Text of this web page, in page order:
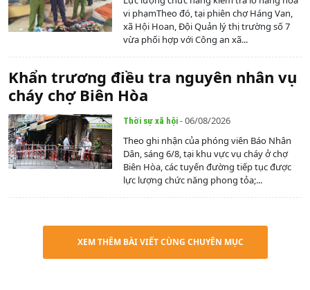
vi phạmTheo đó, tại phiên chợ Háng Van,
xã Hội Hoan, Đội Quản lý thị trường số 7
vừa phối hợp với Công an xã...
Khẩn trương điều tra nguyên nhân vụ
cháy chợ Biên Hòa
Thời sự xã hội - 06/08/2026
Theo ghi nhận của phóng viên Báo Nhân
Dân, sáng 6/8, tại khu vực vụ cháy ở chợ
Biên Hòa, các tuyến đường tiếp tục được
lực lượng chức năng phong tỏa;...
XEM THÊM BÀI VIẾT CÙNG CHUYÊN MỤC